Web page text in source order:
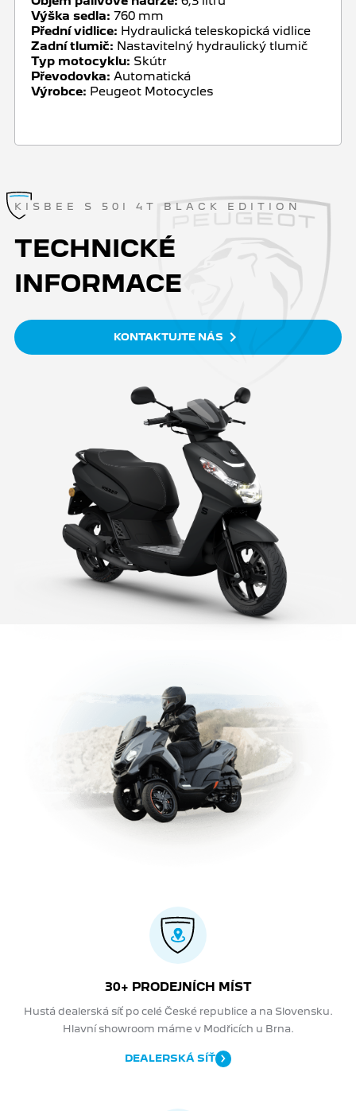
KISBEE S 50I 4T BLACK EDITION
TECHNICKÉ
INFORMACE
KONTAKTUJTE NÁS
Výška sedla: 760 mm
Přední vidlice: Hydraulická teleskopická vidlice
Zadní tlumič: Nastavitelný hydraulický tlumič
Typ motocyklu: Skútr
Převodovka: Automatická
Výrobce: Peugeot Motocycles
30+ PRODEJNÍCH MÍST
Hustá dealerská síť po celé České republice a na Slovensku.
Hlavní showroom máme v Modřicích u Brna.
DEALERSKÁ SÍŤ